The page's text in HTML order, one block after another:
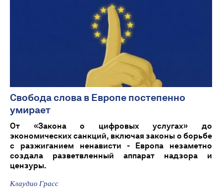
Свобода слова в Европе постепенно
умирает
От «Закона о цифровых услугах» до
экономических санкций, включая законы о борьбе
с разжиганием ненависти - Европа незаметно
создала разветвленный аппарат надзора и
цензуры.
Клаудио Грасс